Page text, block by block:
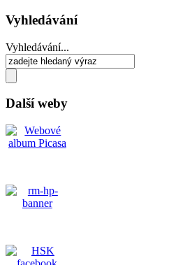
Vyhledávání
Vyhledávání...
Další weby